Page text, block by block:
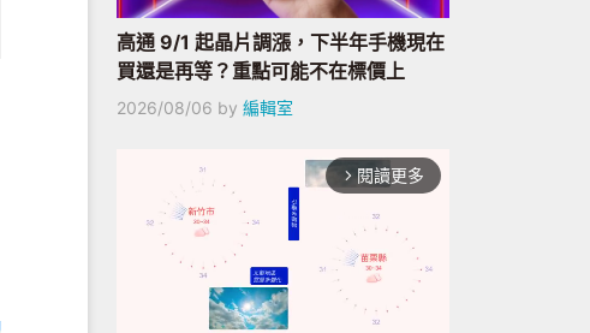
高通 9/1 起晶片調漲，下半年手機現在
買還是再等？重點可能不在標價上
2026/08/06 by 編輯室
arrow_forward_ios 閱讀更多